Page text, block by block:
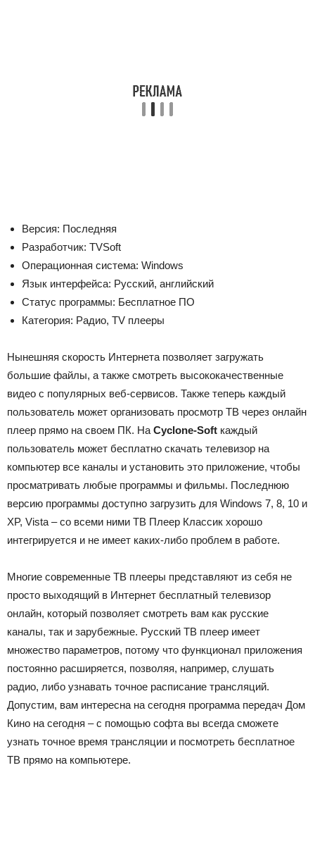
Версия: Последняя
Разработчик: TVSoft
Операционная система: Windows
Язык интерфейса: Русский, английский
Статус программы: Бесплатное ПО
Категория: Радио, TV плееры
Нынешняя скорость Интернета позволяет загружать
большие файлы, а также смотреть высококачественные
видео с популярных веб-сервисов. Также теперь каждый
пользователь может организовать просмотр ТВ через онлайн
плеер прямо на своем ПК. На Cyclone-Soft каждый
пользователь может бесплатно скачать телевизор на
компьютер все каналы и установить это приложение, чтобы
просматривать любые программы и фильмы. Последнюю
версию программы доступно загрузить для Windows 7, 8, 10 и
XP, Vista – со всеми ними ТВ Плеер Классик хорошо
интегрируется и не имеет каких-либо проблем в работе.
Многие современные ТВ плееры представляют из себя не
просто выходящий в Интернет бесплатный телевизор
онлайн, который позволяет смотреть вам как русские
каналы, так и зарубежные. Русский ТВ плеер имеет
множество параметров, потому что функционал приложения
постоянно расширяется, позволяя, например, слушать
радио, либо узнавать точное расписание трансляций.
Допустим, вам интересна на сегодня программа передач Дом
Кино на сегодня – с помощью софта вы всегда сможете
узнать точное время трансляции и посмотреть бесплатное
ТВ прямо на компьютере.